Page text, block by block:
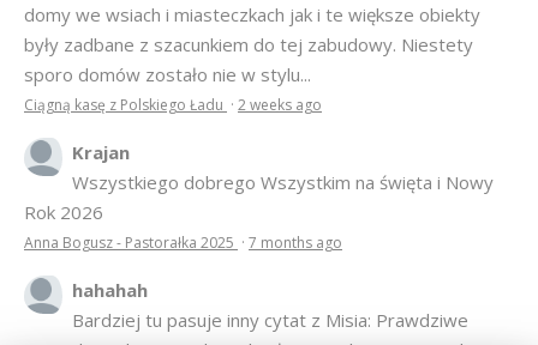
domy we wsiach i miasteczkach jak i te większe obiekty
były zadbane z szacunkiem do tej zabudowy. Niestety
sporo domów zostało nie w stylu...
Ciągną kasę z Polskiego Ładu · 2 weeks ago
Krajan
Wszystkiego dobrego Wszystkim na święta i Nowy
Rok 2026
Anna Bogusz - Pastorałka 2025 · 7 months ago
hahahah
Bardziej tu pasuje inny cytat z Misia: Prawdziwe